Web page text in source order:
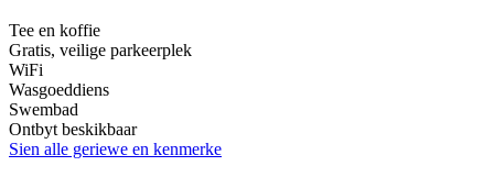
Tee en koffie
Gratis, veilige parkeerplek
WiFi
Wasgoeddiens
Swembad
Ontbyt beskikbaar
Sien alle geriewe en kenmerke